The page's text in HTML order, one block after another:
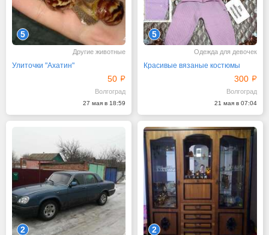
5
Другие животные
Улиточки "Ахатин"
50
Волгоград
27 мая в 18:59
5
Одежда для девочек
Красивые вязаные костюмы
300
Волгоград
21 мая в 07:04
2 2